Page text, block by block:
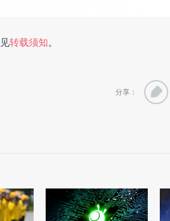
转载须知。
分享：